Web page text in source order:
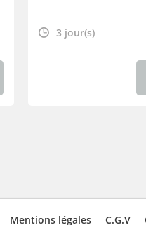
3 jour(s)
C.G.V
Mentions légales